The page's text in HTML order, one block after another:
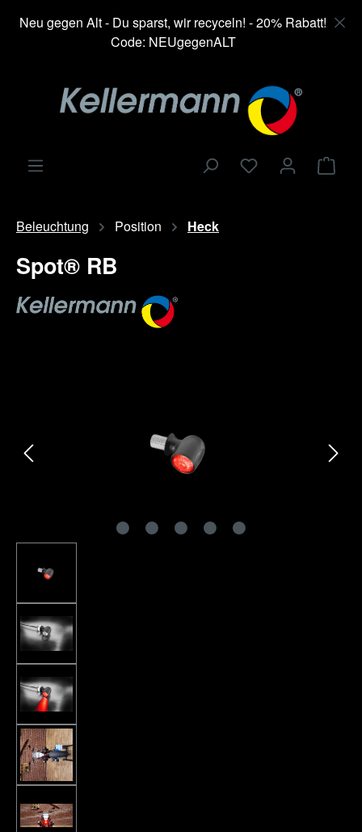
springen
Neu gegen Alt - Du sparst, wir recyceln! - 20% Rabatt!
Code: NEUgegenALT
Beleuchtung Position Heck
Spot® RB